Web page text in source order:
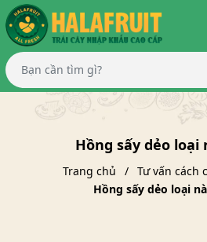
Hồng sấy dẻo loại
Trang chủ
Tư vấn cách
Hồng sấy dẻo loại